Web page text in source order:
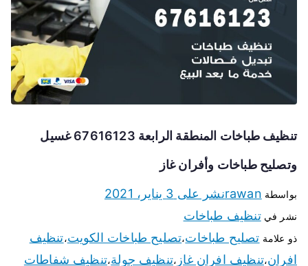
تنظيف طباخات المنطقة الرابعة 67616123 غسيل
وتصليح طباخات وأفران غاز
بواسطة rawanنشر على 3 يناير، 2021
نشر فيتنظيف طباخات
ذو علامة تصليح طباخات،تصليح طباخات الكويت،تنظيف
افران،تنظيف افران غاز ،تنظيف جولة،تنظيف شفاطات